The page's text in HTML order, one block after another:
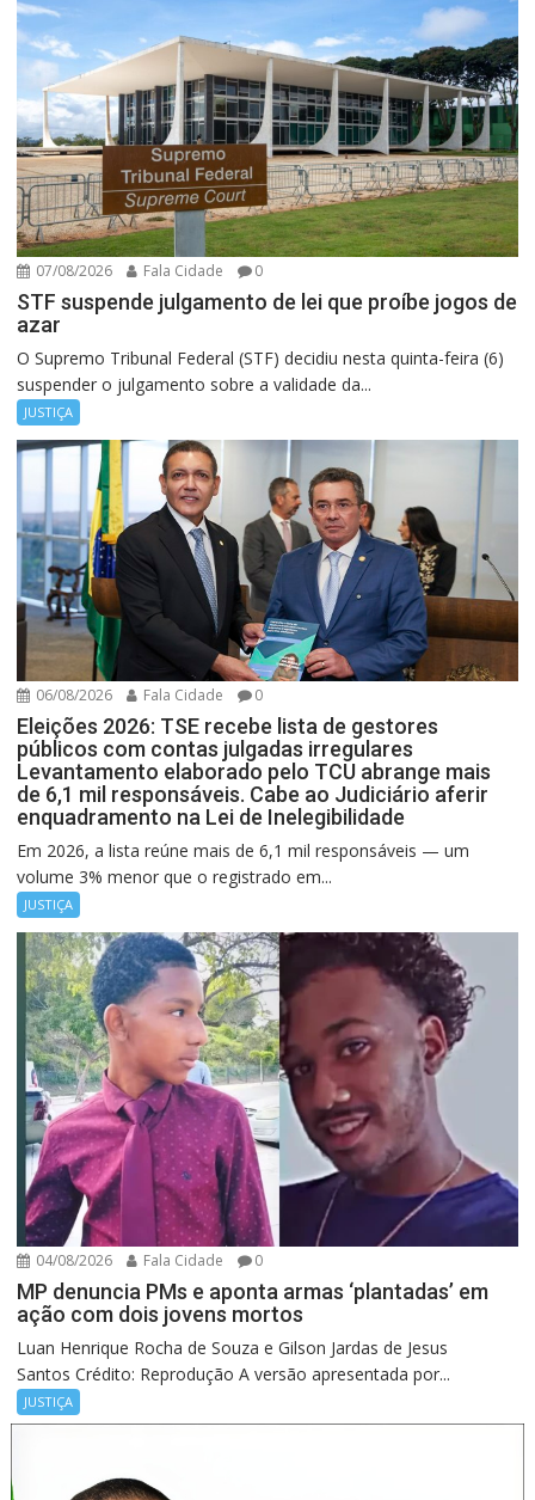
07/08/2026 Fala Cidade 0
STF suspende julgamento de lei que proíbe jogos de
azar
O Supremo Tribunal Federal (STF) decidiu nesta quinta-feira (6)
suspender o julgamento sobre a validade da...
JUSTIÇA
06/08/2026 Fala Cidade 0
Eleições 2026: TSE recebe lista de gestores
públicos com contas julgadas irregulares
Levantamento elaborado pelo TCU abrange mais
de 6,1 mil responsáveis. Cabe ao Judiciário aferir
enquadramento na Lei de Inelegibilidade
Em 2026, a lista reúne mais de 6,1 mil responsáveis — um
volume 3% menor que o registrado em...
JUSTIÇA
04/08/2026 Fala Cidade 0
MP denuncia PMs e aponta armas ‘plantadas’ em
ação com dois jovens mortos
Luan Henrique Rocha de Souza e Gilson Jardas de Jesus
Santos Crédito: Reprodução A versão apresentada por...
JUSTIÇA